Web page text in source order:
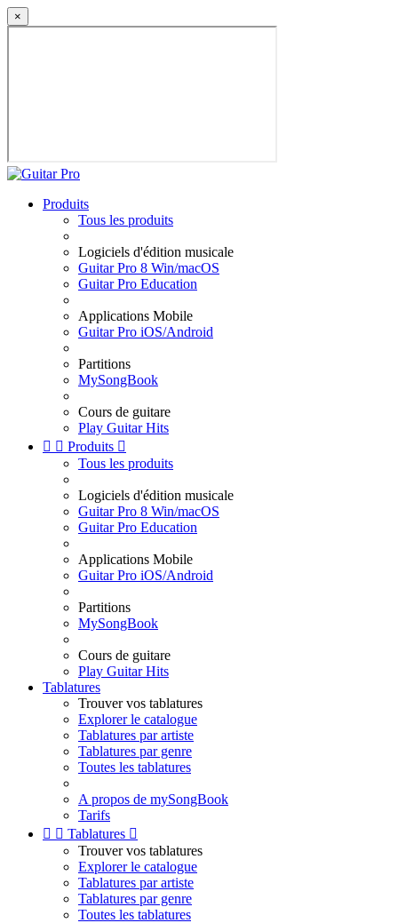
×
Produits
Tous les produits
Logiciels d'édition musicale
Guitar Pro 8 Win/macOS
Guitar Pro Education
Applications Mobile
Guitar Pro iOS/Android
Partitions
MySongBook
Cours de guitare
Play Guitar Hits
  Produits 
Tous les produits
Logiciels d'édition musicale
Guitar Pro 8 Win/macOS
Guitar Pro Education
Applications Mobile
Guitar Pro iOS/Android
Partitions
MySongBook
Cours de guitare
Play Guitar Hits
Tablatures
Trouver vos tablatures
Explorer le catalogue
Tablatures par artiste
Tablatures par genre
Toutes les tablatures
A propos de mySongBook
Tarifs
  Tablatures 
Trouver vos tablatures
Explorer le catalogue
Tablatures par artiste
Tablatures par genre
Toutes les tablatures